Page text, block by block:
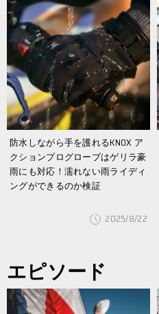
防水しながら手を護れるKNOX ア
クションプログローブはゲリラ豪
雨にも対応！濡れない雨ライディ
ングができるのか検証
2025/8/22
エピソード